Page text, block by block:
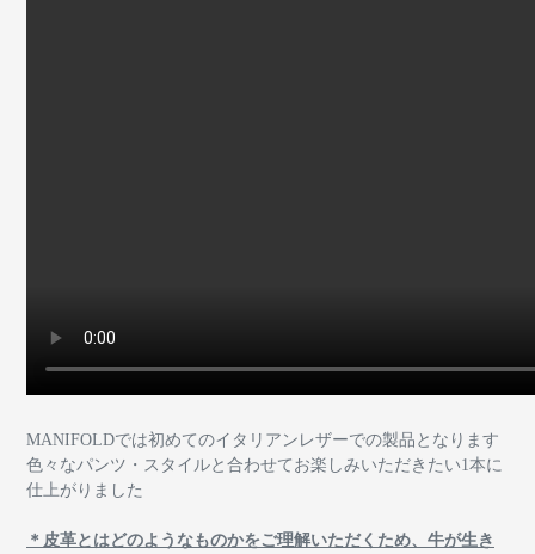
MANIFOLDでは初めてのイタリアンレザーでの製品となります
色々なパンツ・スタイルと合わせてお楽しみいただきたい1本に
仕上がりました
＊皮革とはどのようなものかをご理解いただくため、牛が生き